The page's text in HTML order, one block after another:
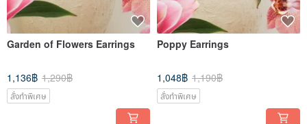
Garden of Flowers Earrings
1,136฿ 1,290฿
สั่งทำพิเศษ
Poppy Earrings
1,048฿ 1,190฿
สั่งทำพิเศษ